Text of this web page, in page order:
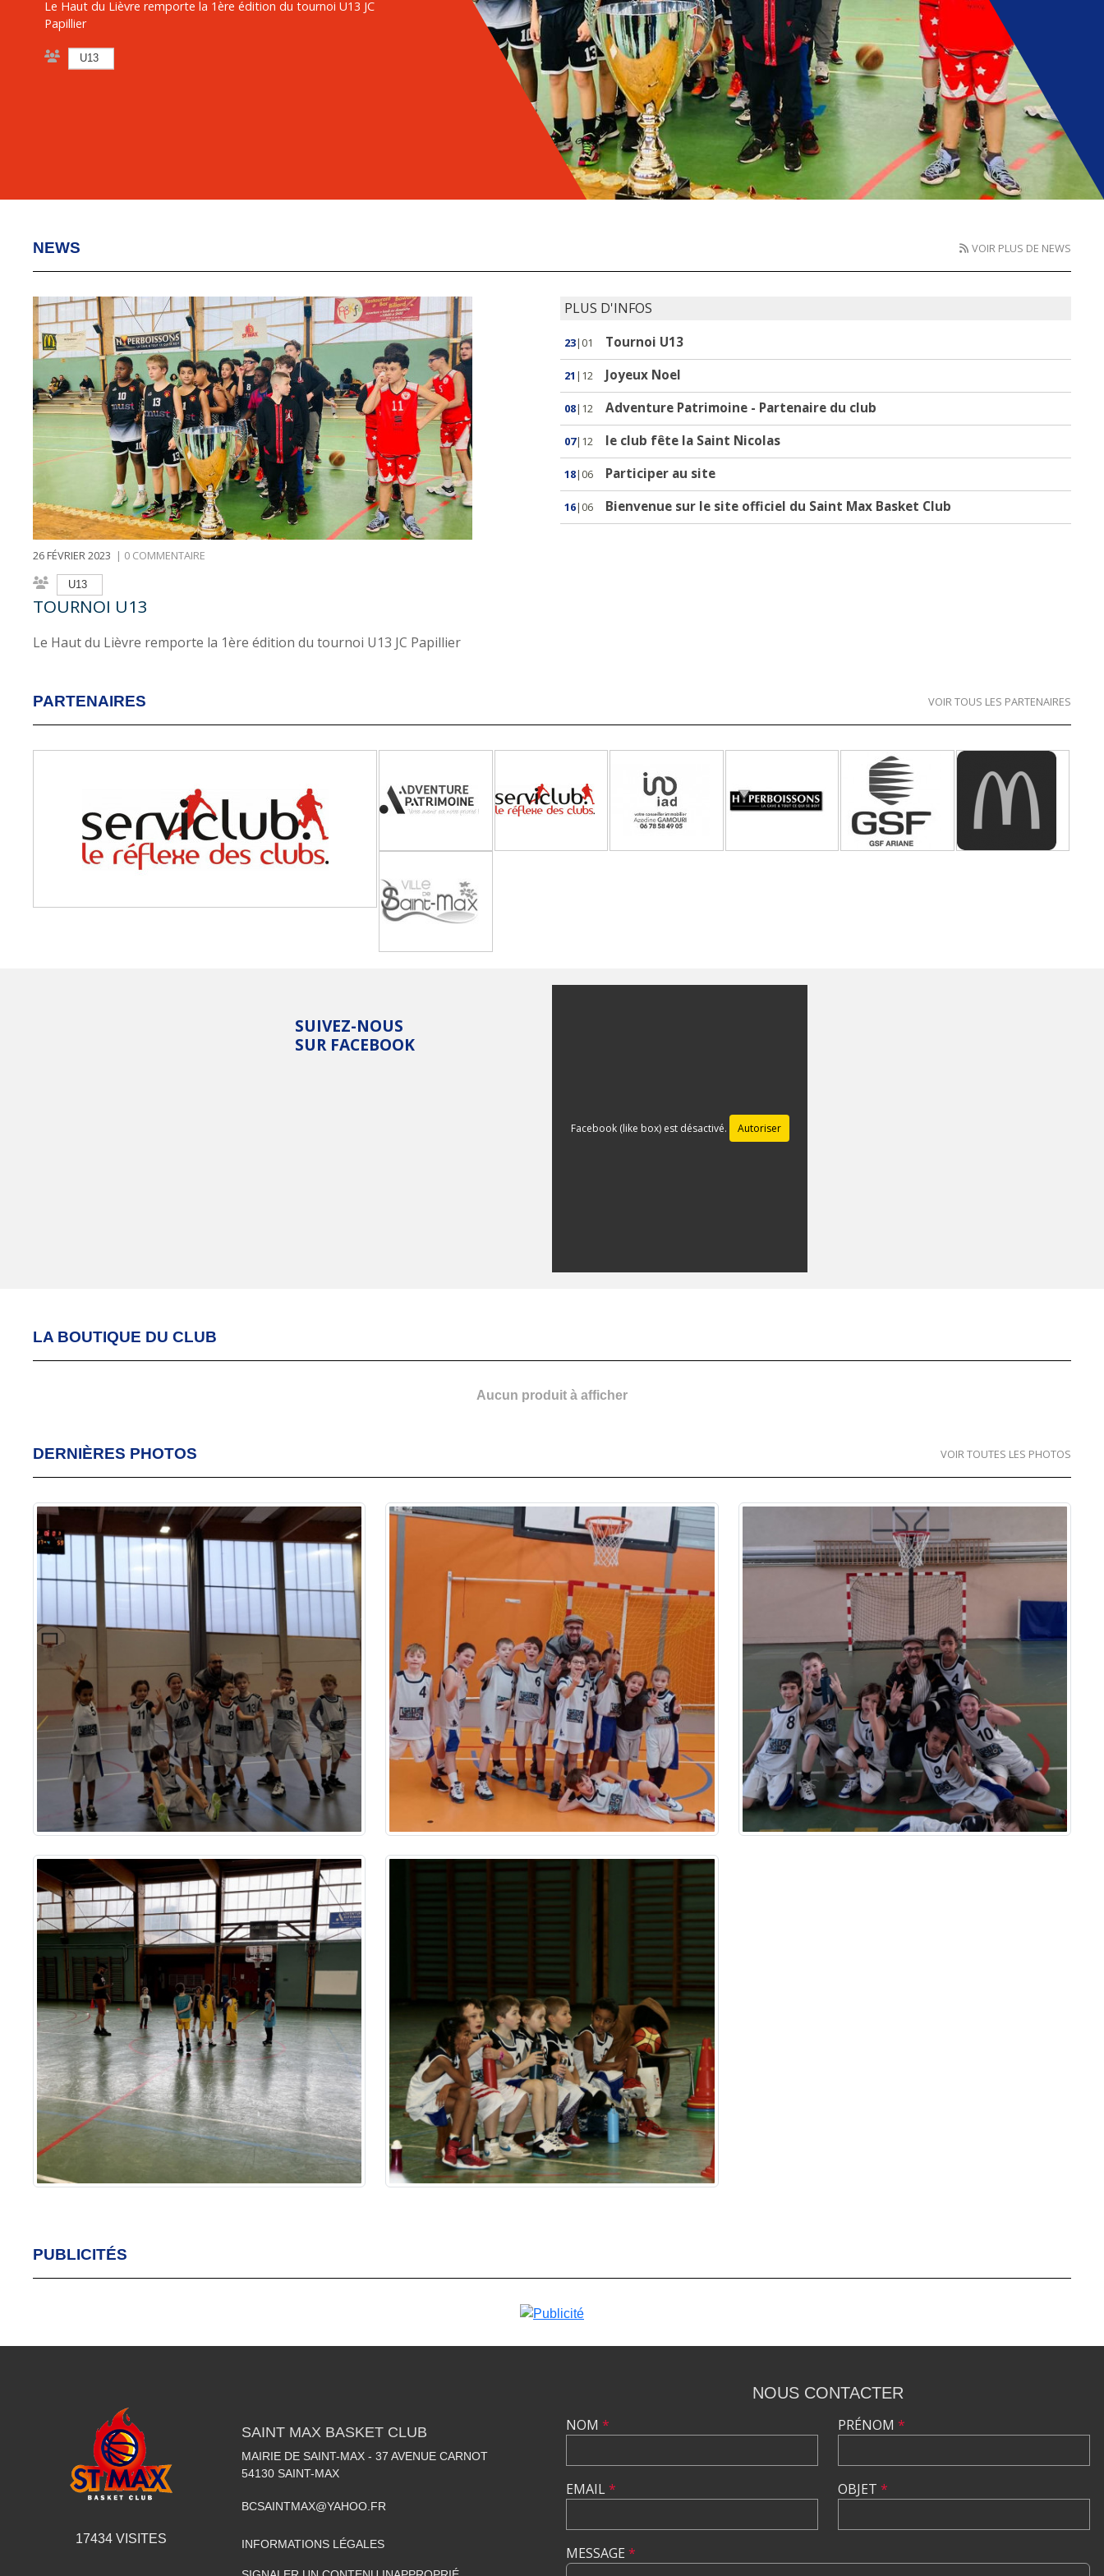
Le Haut du Lièvre remporte la 1ère édition du tournoi U13 JC
Papillier
U13
NEWS
26 FÉVRIER 2023 | 0 COMMENTAIRE
U13
TOURNOI U13
Le Haut du Lièvre remporte la 1ère édition du tournoi U13 JC Papillier
PLUS D'INFOS
23|01 Tournoi U13
21 |12 Joyeux Noel
08|12 Adventure Patrimoine - Partenaire du club
07|12 le club fête la Saint Nicolas
18|06 Participer au site
16|06 Bienvenue sur le site officiel du Saint Max Basket Club
VOIR PLUS DE NEWS
PARTENAIRES VOIR TOUS LES PARTENAIRES
SUIVEZ-NOUS
SUR FACEBOOK
Facebook (like box) est désactivé. Autoriser
LA BOUTIQUE DU CLUB
Aucun produit à afficher
DERNIÈRES PHOTOS VOIR TOUTES LES PHOTOS
PUBLICITÉS
17434VISITES
SAINT MAX BASKET CLUB
MAIRIE DE SAINT-MAX - 37 AVENUE CARNOT
54130 SAINT-MAX
BCSAINTMAX@YAHOO.FR
INFORMATIONS LÉGALES
NOUS CONTACTER
NOM *
EMAIL*
PRÉNOM *
OBJET *
MESSAGE *